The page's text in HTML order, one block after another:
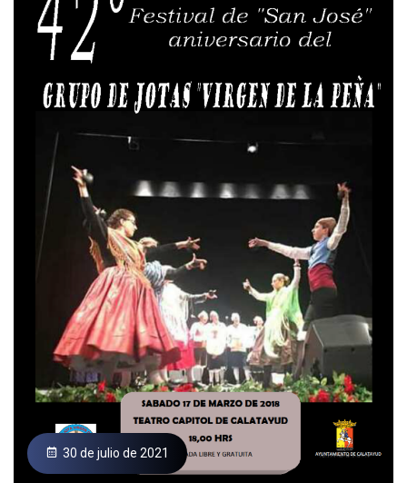
30 de julio de 2021